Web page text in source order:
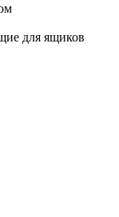
для ящиков